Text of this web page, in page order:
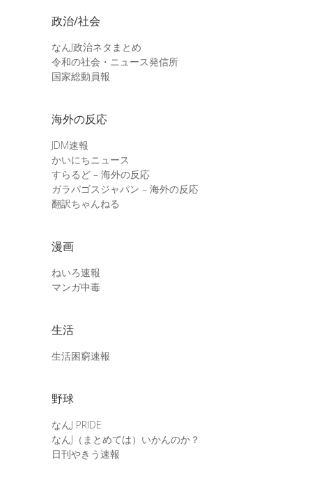
政治/社会
なんJ政治ネタまとめ
令和の社会・ニュース発信所
国家総動員報
海外の反応
JDM速報
かいにちニュース
すらるど – 海外の反応
ガラパゴスジャパン – 海外の反応
翻訳ちゃんねる
漫画
ねいろ速報
マンガ中毒
生活
生活困窮速報
野球
なんJ PRIDE
なんJ（まとめては）いかんのか？
日刊やきう速報